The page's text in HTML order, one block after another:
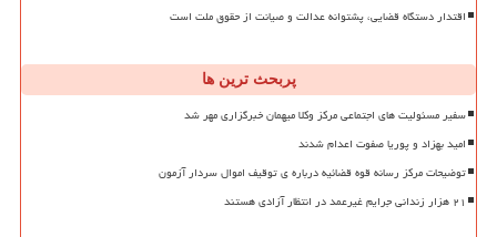
اقتدار دستگاه قضایی، پشتوانه عدالت و صیانت از حقوق ملت است
پربحث ترین ها
سفیر مسئولیت های اجتماعی مرکز وکلا میهمان خبرگزاری مهر شد
امید بهزاد و پوریا صفوت اعدام شدند
توضیحات مرکز رسانه قوه قضائیه درباره ی توقیف اموال سردار آزمون
۲۱ هزار زندانی جرایم غیرعمد در انتظار آزادی هستند